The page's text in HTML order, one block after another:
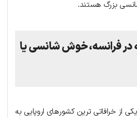
در فرانسه، خوش شانسی یا
از خرافاتی ترین کشورهای اروپایی به